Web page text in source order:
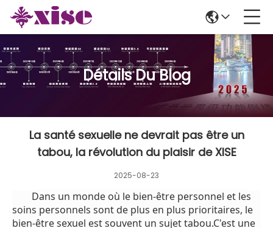
Détails Du Blog
La santé sexuelle ne devrait pas être un
tabou, la révolution du plaisir de XISE
2025-08-23
Dans un monde où le bien-être personnel et les
soins personnels sont de plus en plus prioritaires, le
bien-être sexuel est souvent un sujet tabou.C'est une